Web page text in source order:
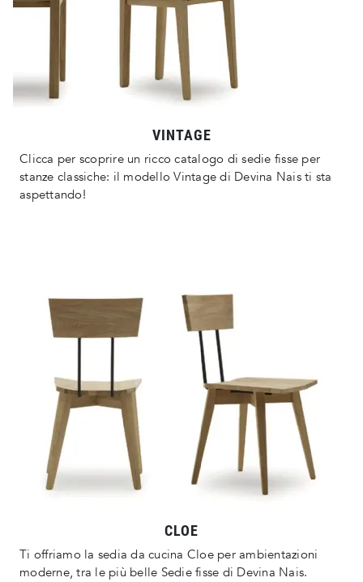
VINTAGE
Clicca per scoprire un ricco catalogo di sedie fisse per
stanze classiche: il modello Vintage di Devina Nais ti sta
aspettando!
CLOE
Ti offriamo la sedia da cucina Cloe per ambientazioni
moderne, tra le più belle Sedie fisse di Devina Nais.